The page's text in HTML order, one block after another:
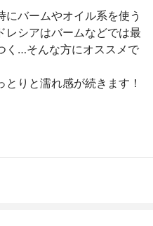
バームやオイル系を使う
レシアはバームなどでは最
く…そんな方にオススメで
りと濡れ感が続きます！